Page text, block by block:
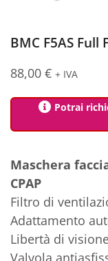
BMC F5AS Full
88,00 € + IVA
Potrai
Maschera
CPAP
Filtro di
Adattamento
Libertà di
Valvola